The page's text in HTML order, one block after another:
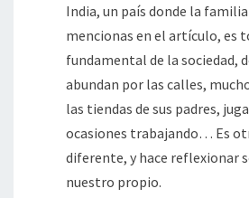
India, un país donde la
mencionas en el artículo, es
fundamental de la sociedad,
abundan por las calles,
las tiendas de sus padres,
ocasiones trabajando… Es
diferente, y hace reflexionar
nuestro propio.